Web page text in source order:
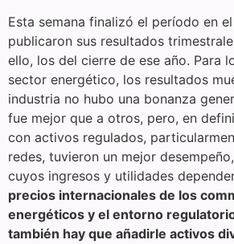
Esta semana finalizó el período en
publicaron sus resultados
ello, los del cierre de ese año. Para
sector energético, los resultados
industria no hubo una bonanza
fue mejor que a otros, pero, en
con activos regulados,
redes, tuvieron un mejor
cuyos ingresos y utilidades
precios internacionales de los
energéticos y el entorno
también hay que añadirle activos